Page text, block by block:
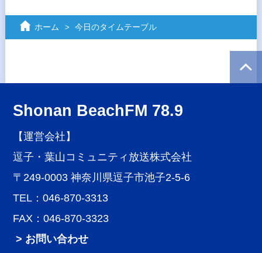
ホーム 今日のタイムテーブル
Shonan BeachFM 78.9
【運営会社】
逗子・葉山コミュニティ放送株式会社
〒249-0003 神奈川県逗子市池子2-5-6
TEL：046-870-3313
FAX：046-870-3323
> お問い合わせ